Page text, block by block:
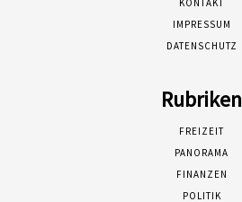
KONTAKT
IMPRESSUM
DATENSCHUTZ
Rubriken
FREIZEIT
PANORAMA
FINANZEN
POLITIK